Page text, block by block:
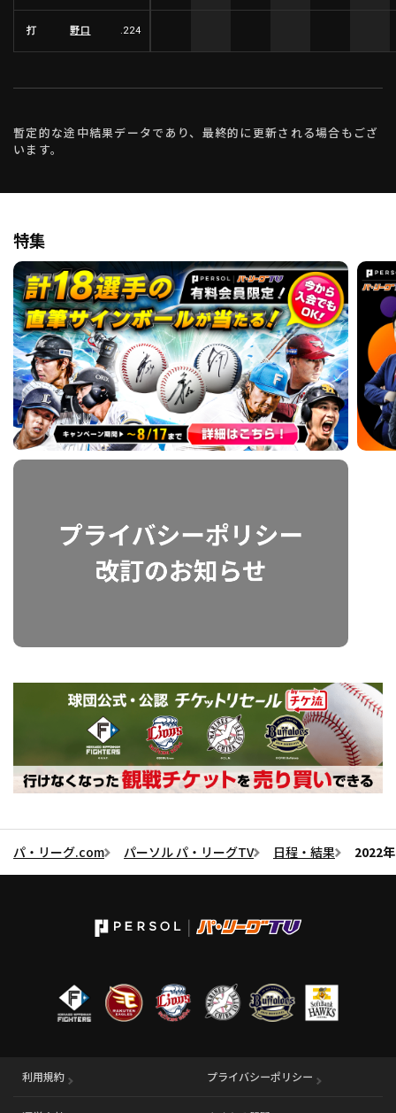
打 野口 .224
暫定的な途中結果データであり、最終的に更新される場合もござ
います。
特集
パ・リーグ.com パーソル パ・リーグTV 日程・結果 2022
利用規約 プライバシーポリシー